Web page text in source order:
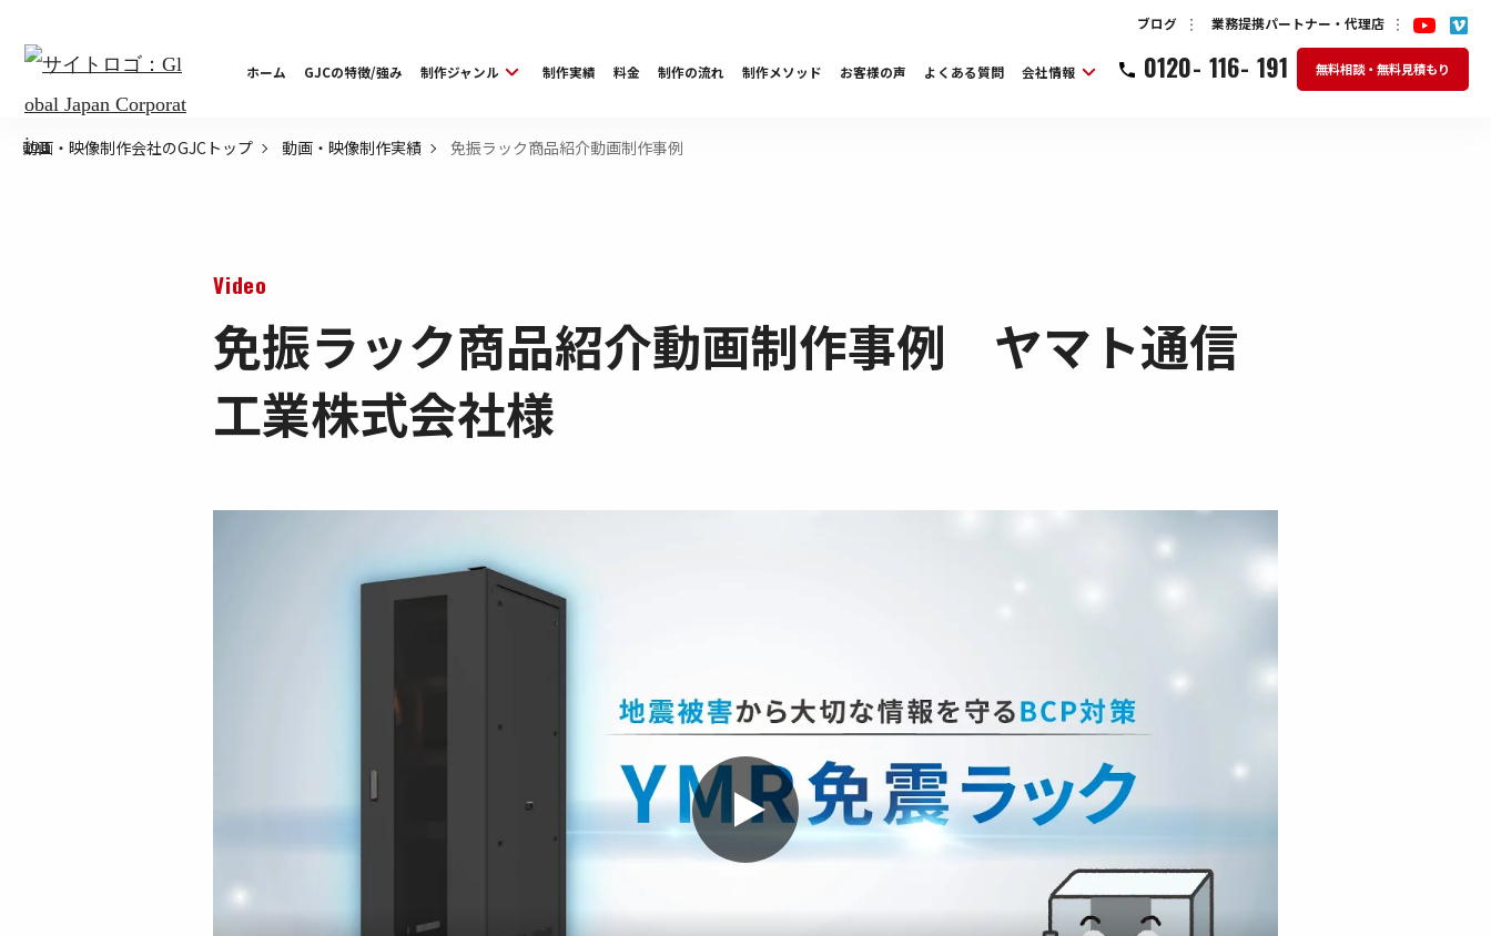
ホーム GJCの特徴/強み 制作ジャンル 制作実績 料金 制作の流れ 制作メソッド お客様の声 よくある質問 会社情報
ブログ 業務提携パートナー・代理店
0120- 116- 191 無料相談・無料見積もり
動画・映像制作会社のGJCトップ 動画・映像制作実績 免振ラック商品紹介動画制作事例
Video
免振ラック商品紹介動画制作事例 ヤマト通信
工業株式会社様